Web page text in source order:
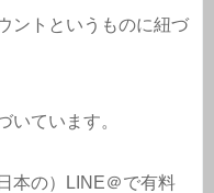
ントというものに紐づ
いています。
本の）LINE＠で有料